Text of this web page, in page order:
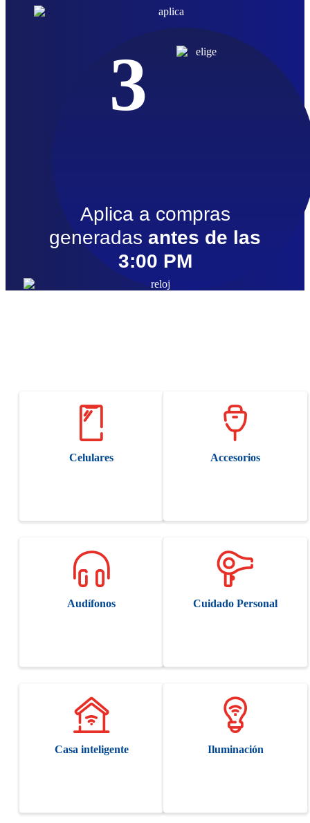
3
Aplica a compras
generadas antes de las
3:00 PM
Celulares Accesorios
Audífonos Cuidado Personal
Casa inteligente Iluminación